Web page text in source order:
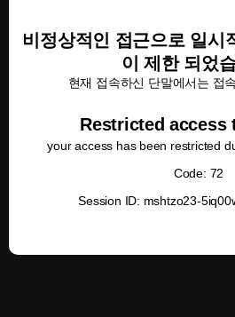
비정상적인 접근으로 일시
이 제한 되었
현재 접속하신 단말에서는 접
Restricted access
your access has been restricted
Code: 72
Session ID: mshtzo23-